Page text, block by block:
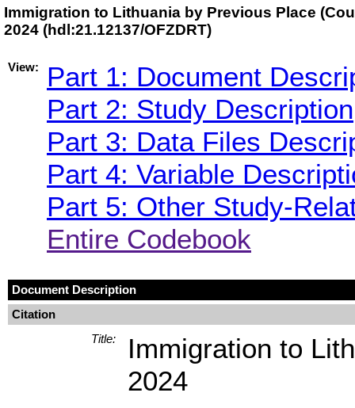
Immigration to Lithuania by Previous Place
2024 (hdl:21.12137/OFZDRT)
View:
Part 1: Document
Part 2: Study Description
Part 3: Data Files
Part 4: Variable
Part 5: Other Study-
Entire Codebook
Document Description
Citation
Title:
Immigration to
2024